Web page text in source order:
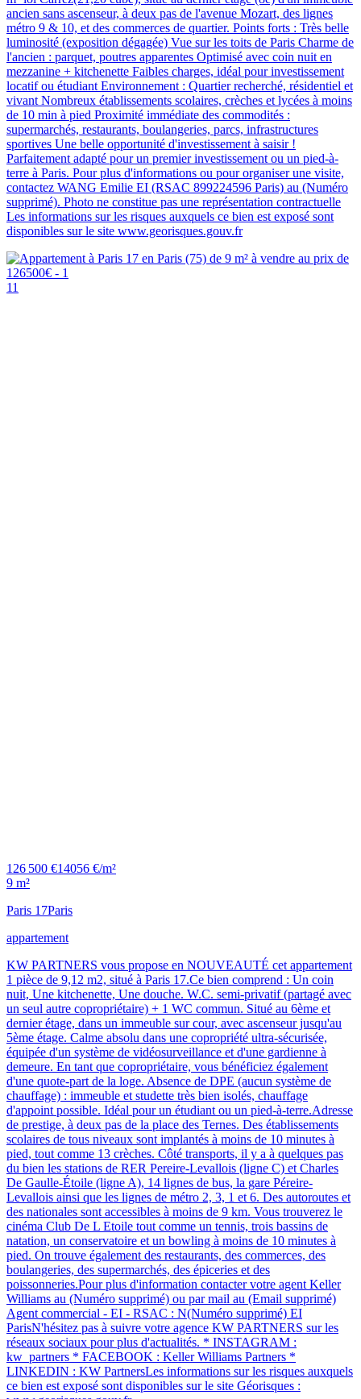
ancien sans ascenseur, à deux pas de l'avenue Mozart, des lignes
métro 9 & 10, et des commerces de quartier. Points forts : Très belle
luminosité (exposition dégagée) Vue sur les toits de Paris Charme de
l'ancien : parquet, poutres apparentes Optimisé avec coin nuit en
mezzanine + kitchenette Faibles charges, idéal pour investissement
locatif ou étudiant Environnement : Quartier recherché, résidentiel et
vivant Nombreux établissements scolaires, crèches et lycées à moins
de 10 min à pied Proximité immédiate des commodités :
supermarchés, restaurants, boulangeries, parcs, infrastructures
sportives Une belle opportunité d'investissement à saisir !
Parfaitement adapté pour un premier investissement ou un pied-à-
terre à Paris. Pour plus d'informations ou pour organiser une visite,
contactez WANG Emilie EI (RSAC 899224596 Paris) au (Numéro
supprimé). Photo ne constitue pas une représentation contractuelle
Les informations sur les risques auxquels ce bien est exposé sont
disponibles sur le site www.georisques.gouv.fr
11
126 500 €14056 €/m²
9 m²
Paris 17Paris
appartement
KW PARTNERS vous propose en NOUVEAUTÉ cet appartement
1 pièce de 9,12 m2, situé à Paris 17.Ce bien comprend : Un coin
nuit, Une kitchenette, Une douche. W.C. semi-privatif (partagé avec
un seul autre copropriétaire) + 1 WC commun. Situé au 6ème et
dernier étage, dans un immeuble sur cour, avec ascenseur jusqu'au
5ème étage. Calme absolu dans une copropriété ultra-sécurisée,
équipée d'un système de vidéosurveillance et d'une gardienne à
demeure. En tant que copropriétaire, vous bénéficiez également
d'une quote-part de la loge. Absence de DPE (aucun système de
chauffage) : immeuble et studette très bien isolés, chauffage
d'appoint possible. Idéal pour un étudiant ou un pied-à-terre.Adresse
de prestige, à deux pas de la place des Ternes. Des établissements
scolaires de tous niveaux sont implantés à moins de 10 minutes à
pied, tout comme 13 crèches. Côté transports, il y a à quelques pas
du bien les stations de RER Pereire-Levallois (ligne C) et Charles
De Gaulle-Étoile (ligne A), 14 lignes de bus, la gare Péreire-
Levallois ainsi que les lignes de métro 2, 3, 1 et 6. Des autoroutes et
des nationales sont accessibles à moins de 9 km. Vous trouverez le
cinéma Club De L Etoile tout comme un tennis, trois bassins de
natation, un conservatoire et un bowling à moins de 10 minutes à
pied. On trouve également des restaurants, des commerces, des
boulangeries, des supermarchés, des épiceries et des
poissonneries.Pour plus d'information contacter votre agent Keller
Williams au (Numéro supprimé) ou par mail au (Email supprimé)
Agent commercial - EI - RSAC : N(Numéro supprimé) EI
ParisN'hésitez pas à suivre votre agence KW PARTNERS sur les
réseaux sociaux pour plus d'actualités. * INSTAGRAM :
kw_partners * FACEBOOK : Keller Williams Partners *
LINKEDIN : KW PartnersLes informations sur les risques auxquels
ce bien est exposé sont disponibles sur le site Géorisques :